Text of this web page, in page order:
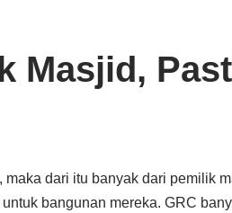
Masjid,
dari itu banyak dari pemilik
bangunan mereka. GRC